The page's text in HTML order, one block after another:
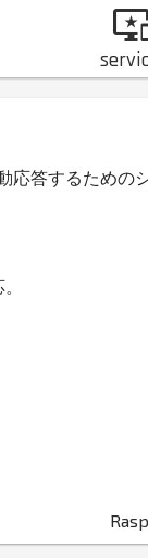
応答するための